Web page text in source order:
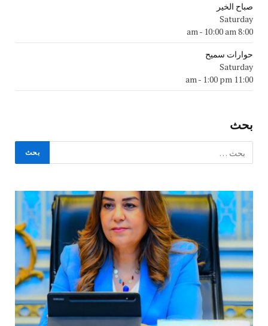
صباح الخير
Saturday
8:00 am
- 10:00 am
حوارات سميح
Saturday
11:00 am
- 1:00 pm
بحث